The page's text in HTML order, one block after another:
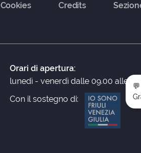
Cookies Credits
Orari di apertura:
lunedì - venerdì dalle 09.00 alle
Con il sostegno di: